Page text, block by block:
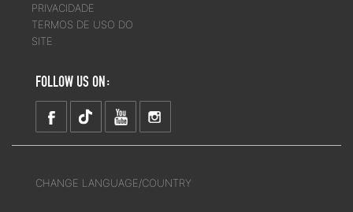
PRIVACIDADE
TERMOS DE USO DO
SITE
FOLLOW US ON:
CHANGE LANGUAGE/COUNTRY